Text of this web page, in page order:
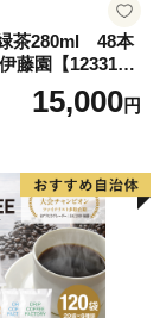
茶280ml 48本
藤園【123317
15,000円